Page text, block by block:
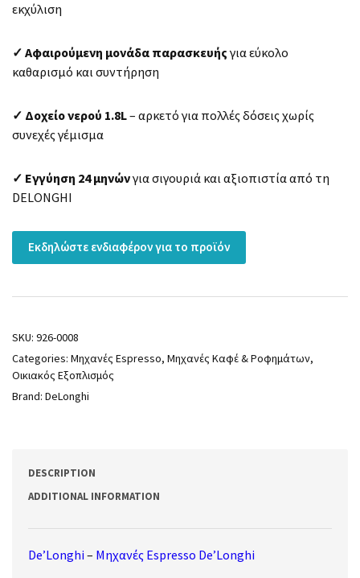
εκχύλιση
✓ Αφαιρούμενη μονάδα παρασκευήςγια εύκολο
καθαρισμό και συντήρηση
✓ Δοχείο νερού 1.8L– αρκετό για πολλές δόσεις χωρίς
συνεχές γέμισμα
✓ Εγγύηση 24 μηνώνγια σιγουριά και αξιοπιστία από τη
DELONGHI
Εκδηλώστε ενδιαφέρον για το προϊόν
SKU: 926-0008
Categories: Μηχανές Espresso, Μηχανές Καφέ & Ροφημάτων,
Οικιακός Εξοπλισμός
Brand: DeLonghi
DESCRIPTION
ADDITIONAL INFORMATION
De’Longhi – Μηχανές Espresso De’Longhi